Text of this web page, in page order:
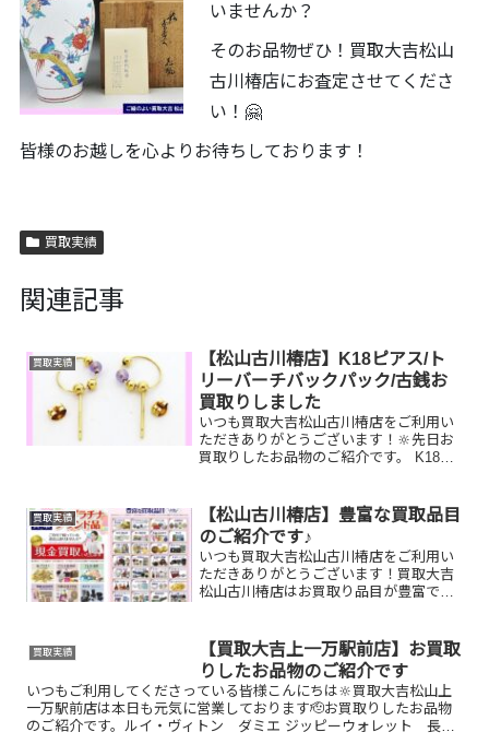
いませんか？
そのお品物ぜひ！買取大吉松山
古川椿店にお査定させてくださ
い！🤗
皆様のお越しを心よりお待ちしております！
買取実績
関連記事
買取実績
【松山古川椿店】K18ピアス/ト
リーバーチバックパック/古銭お
買取りしました
いつも買取大吉松山古川椿店をご利用い
ただきありがとうございます！🔆先日お
買取りしたお品物のご紹介です。 K18ピ
か？ぜひ買取大吉松山古川椿店にお査定
させてください！💫皆...
買取実績
【松山古川椿店】豊富な買取品目
のご紹介です♪
いつも買取大吉松山古川椿店をご利用い
ただきありがとうございます！買取大吉
松山古川椿店はお買取り品目が豊富で
たものや、片手でお持ちいただけるもの
ならお買取りできるお品が...
買取実績
【買取大吉上一万駅前店】お買取
りしたお品物のご紹介です
いつもご利用してくださっている皆様こんにちは🔆買取大吉松山上
一万駅前店は本日も元気に営業しております🫡お買取りしたお品物
のご紹介です。ルイ・ヴィトン ダミエ ジッピーウォレット 長財